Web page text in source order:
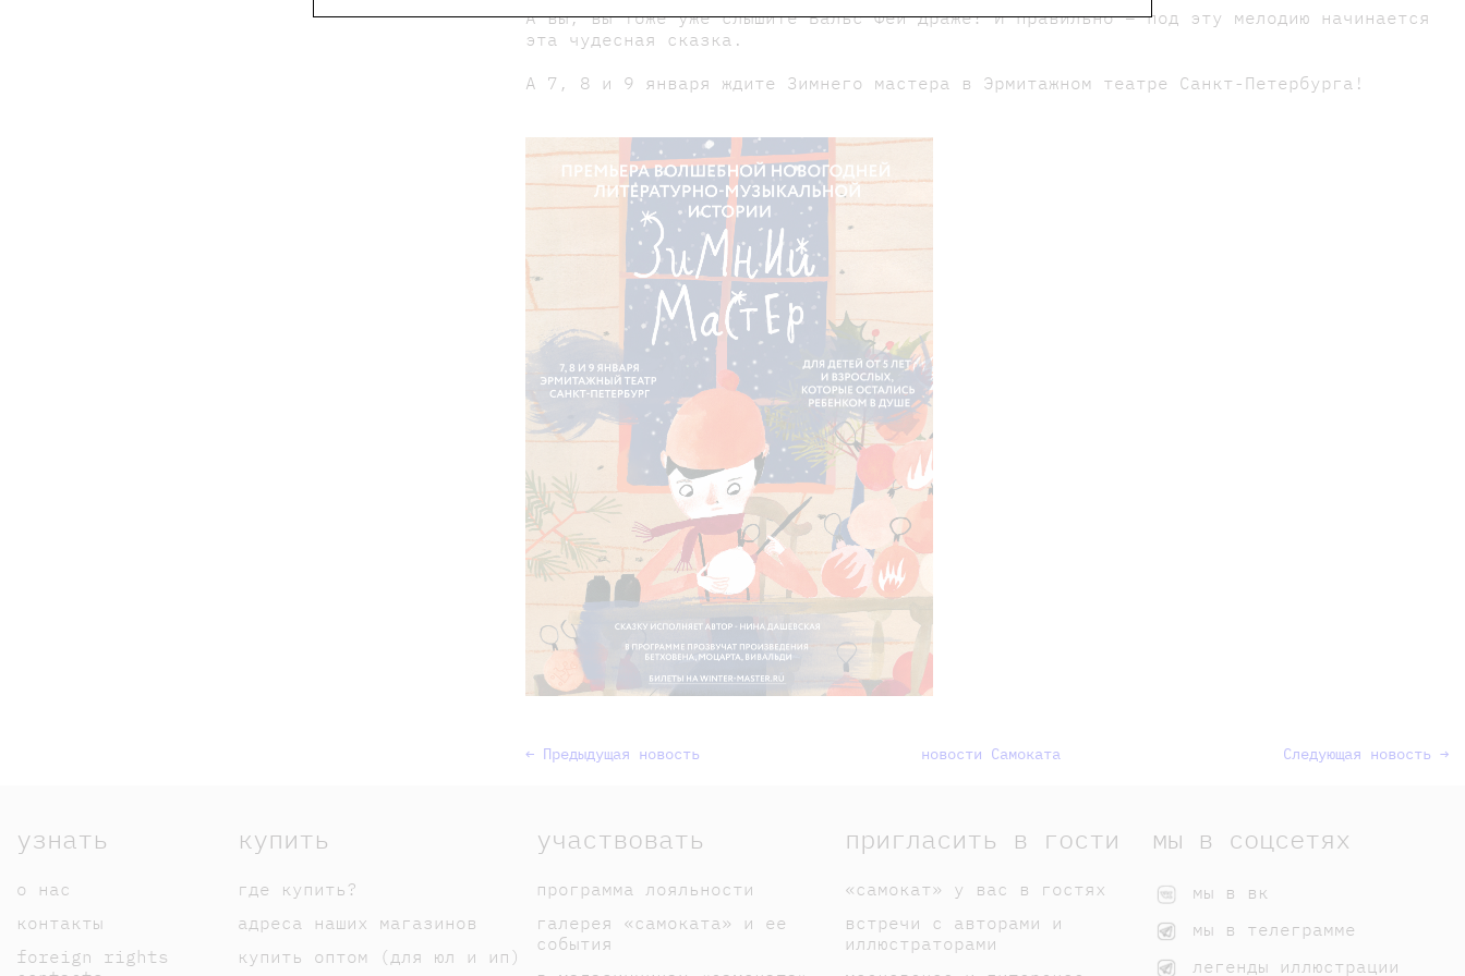
А вы, вы тоже уже слышите Вальс Феи Драже? И правильно – под эту мелодию начинается
эта чудесная сказка.
А 7, 8 и 9 января ждите Зимнего мастера в Эрмитажном театре Санкт-Петербурга!
← Предыдущая новость новости Самоката Следующая новость →
узнать
о нас
контакты
foreign rights
купить
где купить?
адреса наших магазинов
купить оптом (для юл и ип)
участвовать
программа лояльности
галерея «самоката» и ее
события
пригласить в гости
«самокат» у вас в гостях
встречи с авторами и
иллюстраторами
мы в соцсетях
мы в вк
мы в телеграмме
легенды иллюстрации